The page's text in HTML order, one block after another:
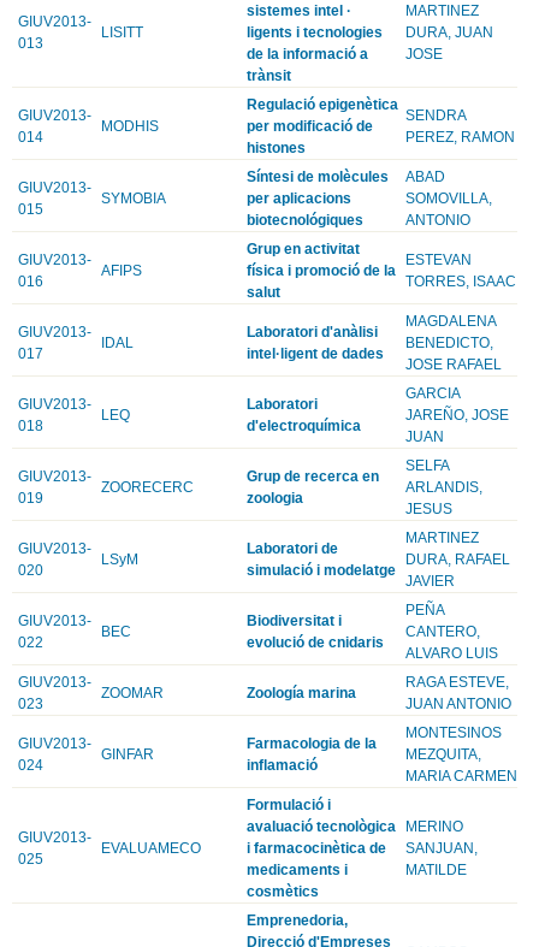
GIUV2013-
013
LISITT
sistemes intel ·
ligents i tecnologies
de la informació a
trànsit
MARTINEZ
DURA, JUAN
JOSE
GIUV2013-
014
MODHIS
Regulació epigenètica
per modificació de
histones
SENDRA
PEREZ, RAMON
GIUV2013-
015
SYMOBIA
Síntesi de molècules
per aplicacions
biotecnológiques
ABAD
SOMOVILLA,
ANTONIO
GIUV2013-
016
AFIPS
Grup en activitat
física i promoció de la
salut
ESTEVAN
TORRES, ISAAC
GIUV2013-
017
IDAL
Laboratori d'anàlisi
intel·ligent de dades
MAGDALENA
BENEDICTO,
JOSE RAFAEL
GIUV2013-
018
LEQ
Laboratori
d'electroquímica
GARCIA
JAREÑO, JOSE
JUAN
GIUV2013-
019
ZOORECERC
Grup de recerca en
zoologia
SELFA
ARLANDIS,
JESUS
GIUV2013-
020
LSyM
Laboratori de
simulació i modelatge
MARTINEZ
DURA, RAFAEL
JAVIER
GIUV2013-
022
BEC
Biodiversitat i
evolució de cnidaris
PEÑA
CANTERO,
ALVARO LUIS
GIUV2013-
023
ZOOMAR Zoología marina
RAGA ESTEVE,
JUAN ANTONIO
GIUV2013-
024
GINFAR
Farmacologia de la
inflamació
MONTESINOS
MEZQUITA,
MARIA CARMEN
GIUV2013-
025
EVALUAMECO
Formulació i
avaluació tecnològica
i farmacocinètica de
medicaments i
cosmètics
MERINO
SANJUAN,
MATILDE
Emprenedoria,
Direcció d'Empreses